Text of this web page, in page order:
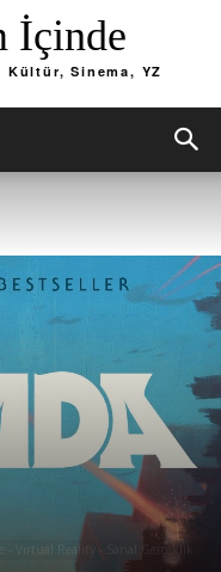
İçinde
Sinema, YZ
- Virtual Reality - Sanal Gerçeklik